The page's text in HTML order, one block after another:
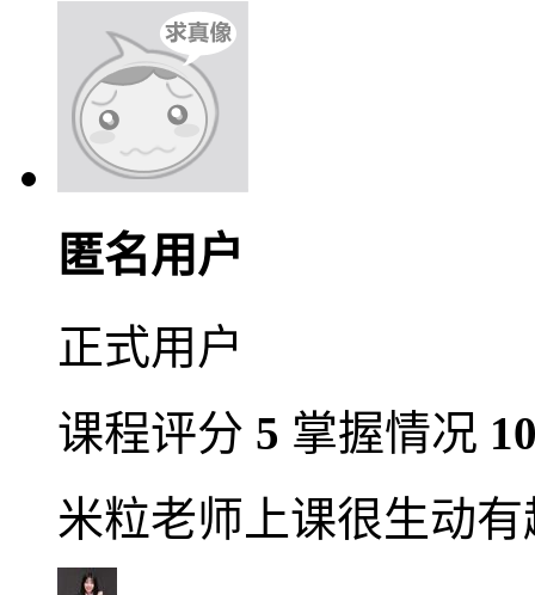
匿名用户
正式用户
课程评分 5 掌握情况
米粒老师上课很生动